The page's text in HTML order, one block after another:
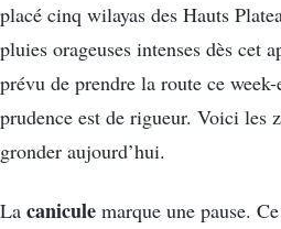
placé cinq wilayas des Hauts
pluies orageuses intenses dès cet
prévu de prendre la route ce
prudence est de rigueur. Voici les
gronder aujourd’hui.
La canicule marque une pause. Ce